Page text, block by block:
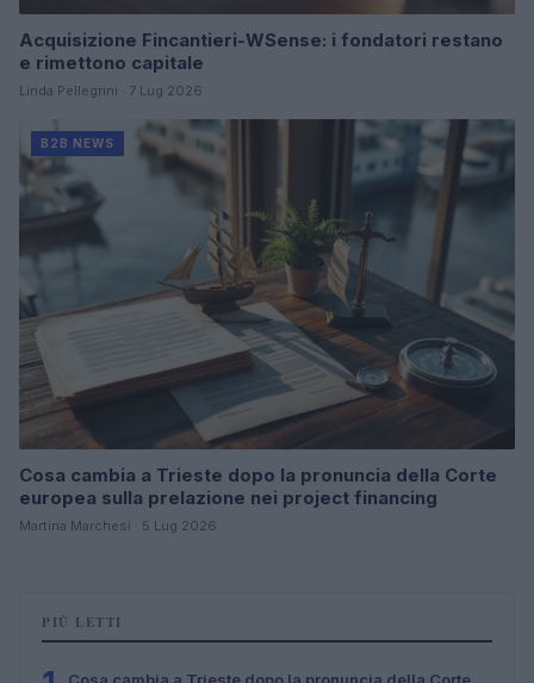
Acquisizione Fincantieri-WSense: i fondatori restano
e rimettono capitale
Linda Pellegrini · 7 Lug 2026
B2B NEWS
Cosa cambia a Trieste dopo la pronuncia della Corte
europea sulla prelazione nei project financing
Martina Marchesi · 5 Lug 2026
PIÙ LETTI